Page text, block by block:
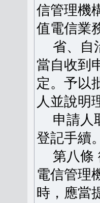
信管理機
值電信業
省、自
當自收到
定。予以
人並說明
申請人
登記手續。
第八條
電信管理
時，應當